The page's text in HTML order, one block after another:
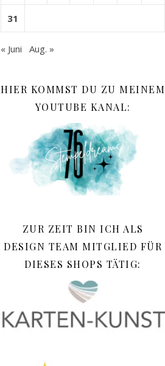
31
« Juni Aug. »
HIER KOMMST DU ZU MEINEM
YOUTUBE KANAL:
ZUR ZEIT BIN ICH ALS
DESIGN TEAM MITGLIED FÜR
DIESES SHOPS TÄTIG: